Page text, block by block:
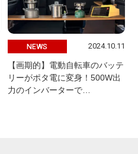
NEWS 2024.10.11
【画期的】電動自転車のバッテ
リーがポタ電に変身！500W出
力のインバーターで…